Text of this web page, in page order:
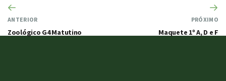
ANTERIOR
Zoológico G4 Matutino
PRÓXIMO
Maquete 1º A, D e F